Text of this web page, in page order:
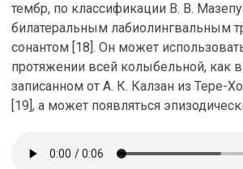
тембр, по классификации В. В.
билатеральным лабиолингвальным
сонантом [18]. Он может
протяжении всей колыбельной, как
записанном от А. К. Калзан из Тере-
[19], а может появляться